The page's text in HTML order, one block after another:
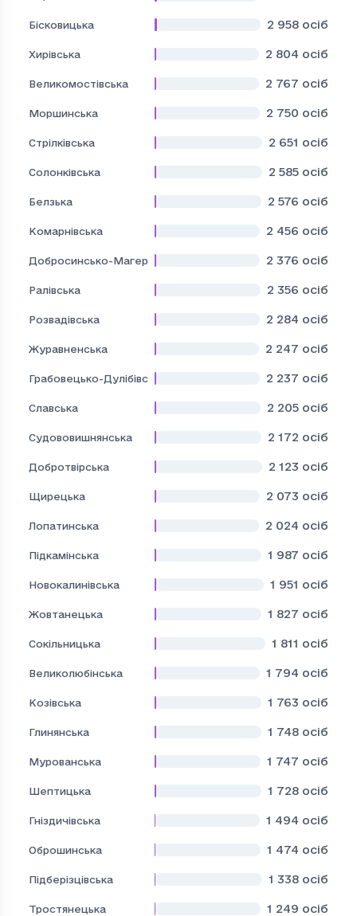
Бісковицька 2 958 осіб
Хирівська 2 804 осіб
Великомостівська 2 767 осіб
Моршинська 2 750 осіб
Стрілківська 2 651 осіб
Солонківська 2 585 осіб
Белзька 2 576 осіб
Комарнівська 2 456 осіб
Добросинсько-Магерівська 2 376 осіб
Ралівська 2 356 осіб
Розвадівська 2 284 осіб
Журавненська 2 247 осіб
Грабовецько-Дулібівська 2 237 осіб
Славська 2 205 осіб
Судововишнянська 2 172 осіб
Добротвірська 2 123 осіб
Щирецька 2 073 осіб
Лопатинська 2 024 осіб
Підкамінська 1 987 осіб
Новокалинівська 1 951 осіб
Жовтанецька 1 827 осіб
Сокільницька 1 811 осіб
Великолюбінська 1 794 осіб
Козівська 1 763 осіб
Глинянська 1 748 осіб
Мурованська 1 747 осіб
Шептицька 1 728 осіб
Гніздичівська 1 494 осіб
Оброшинська 1 474 осіб
Підберізцівська 1 338 осіб
Тростянецька 1 249 осіб